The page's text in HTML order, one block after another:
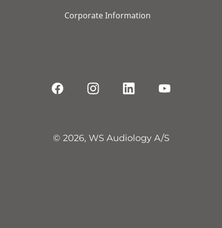
Corporate Information
© 2026, WS Audiology A/S